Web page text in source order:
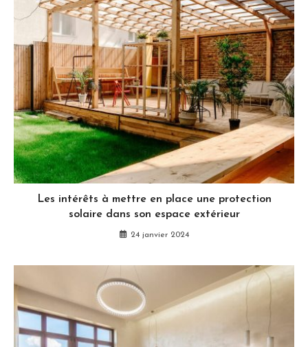
Les intérêts à mettre en place une protection
solaire dans son espace extérieur
24 janvier 2024